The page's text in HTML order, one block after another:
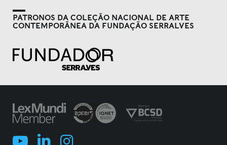
PATRONOS DA COLEÇÃO NACIONAL DE ARTE
CONTEMPORÂNEA DA FUNDAÇÃO SERRALVES